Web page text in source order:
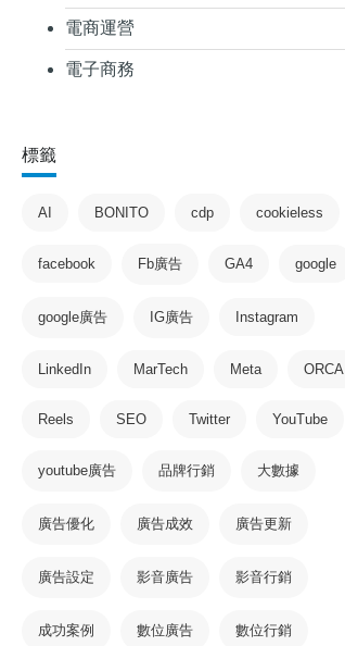
電商運營
電子商務
標籤
AI BONITO cdp cookieless
facebook Fb廣告 GA4 google
google廣告 IG廣告 Instagram
LinkedIn MarTech Meta ORCA
Reels SEO Twitter YouTube
youtube廣告 品牌行銷 大數據
廣告優化 廣告成效 廣告更新
廣告設定 影音廣告 影音行銷
成功案例 數位廣告 數位行銷